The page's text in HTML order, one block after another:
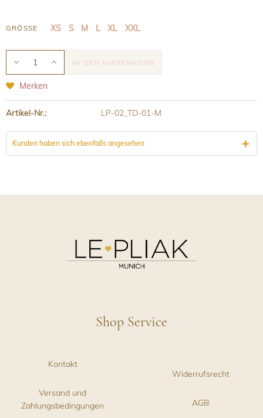
GRÖSSE XS S M L XL XXL
IN DEN WARENKORB
Merken
Artikel-Nr.: LP-02_TD-01-M
Kunden haben sich ebenfalls angesehen
Shop Service
Kontakt
Versand und
Zahlungsbedingungen
Widerrufsrecht
AGB